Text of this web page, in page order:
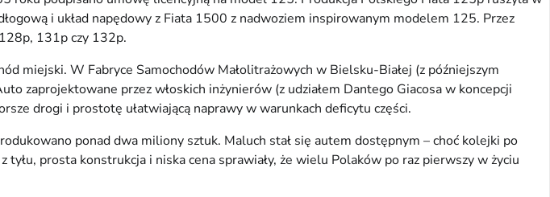
i układ napędowy z Fiata 1500 z nadwoziem inspirowanym modelem 125. Przez
131p czy 132p.
miejski. W Fabryce Samochodów Małolitrażowych w Bielsku-Białej (z późniejszym
zaprojektowane przez włoskich inżynierów (z udziałem Dantego Giacosa w koncepcji
drogi i prostotę ułatwiającą naprawy w warunkach deficytu części.
ponad dwa miliony sztuk. Maluch stał się autem dostępnym – choć kolejki po
prosta konstrukcja i niska cena sprawiały, że wielu Polaków po raz pierwszy w życiu